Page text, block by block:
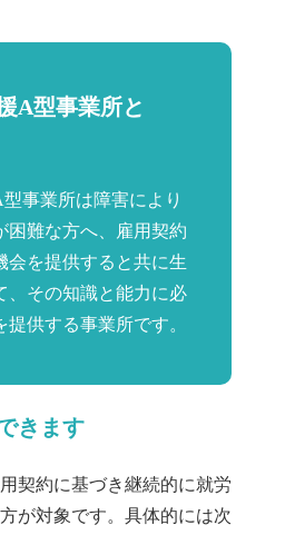
A型事業所と
事業所は障害により
困難な方へ、雇用契約
会を提供すると共に生
、その知識と能力に必
供する事業所です。
きます
契約に基づき継続的に就労
が対象です。具体的には次